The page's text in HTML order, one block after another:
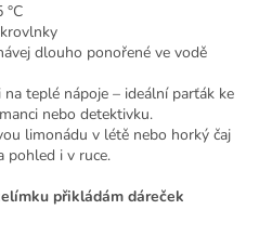
°C
dlouho ponořené ve vodě
teplé nápoje – ideální parťák ke
nebo detektivku.
limonádu v létě nebo horký čaj
pohled i v ruce.
přikládám dáreček